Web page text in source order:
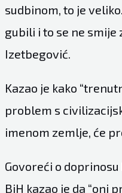
sudbinom, to je
gubili i to se ne smije
Izetbegović.
Kazao je kako
problem s
imenom zemlje, će
Govoreći o
BiH kazao je da “oni